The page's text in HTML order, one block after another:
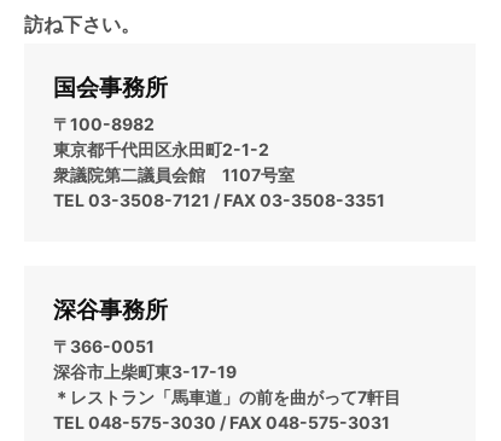
訪ね下さい。
国会事務所
〒100-8982
東京都千代田区永田町2-1-2
衆議院第二議員会館 1107号室
TEL 03-3508-7121 / FAX 03-3508-3351
深谷事務所
〒366-0051
深谷市上柴町東3-17-19
＊レストラン「馬車道」の前を曲がって7軒目
TEL 048-575-3030 / FAX 048-575-3031